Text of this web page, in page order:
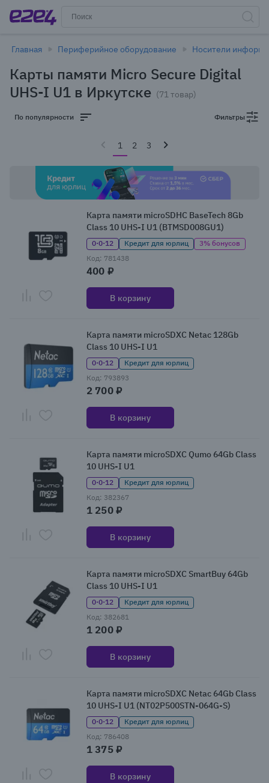
Главная Периферийное оборудование Носители
Карты памяти Micro Secure Digital
UHS-I U1 в Иркутске (71 товар)
По популярности Фильтры
1 2 3
Карта памяти microSDHC BaseTech 8Gb
Class 10 UHS-I U1 (BTMSD008GU1)
0·0·12 Кредит для юрлиц
3% бонусов
Код: 781438
400 ₽
В корзину
Карта памяти microSDXC Netac 128Gb
Class 10 UHS-I U1
0·0·12
Кредит для юрлиц
Код: 793893
2 700 ₽
В корзину
Карта памяти microSDXC Qumo 64Gb Class
10 UHS-I U1
0·0·12
Кредит для юрлиц
Код: 382367
1 250 ₽
В корзину
Карта памяти microSDXC SmartBuy 64Gb
Class 10 UHS-I U1
0·0·12
Кредит для юрлиц
Код: 382681
1 200 ₽
В корзину
Карта памяти microSDXC Netac 64Gb Class
10 UHS-I U1 (NT02P500STN-064G-S)
0·0·12
Кредит для юрлиц
Код: 786408
1 375 ₽
В корзину